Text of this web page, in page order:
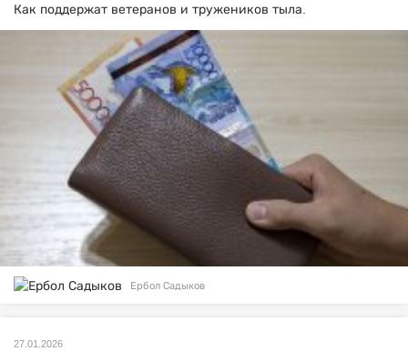
Как поддержат ветеранов и тружеников тыла.
Ербол Садыков
27.01.2026